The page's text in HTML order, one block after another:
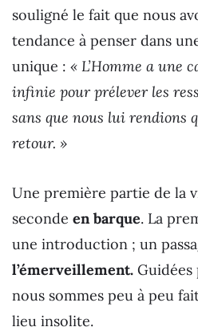
souligné le fait que nous
tendance à penser dans
unique : « L’Homme a une
infinie pour prélever les
sans que nous lui rendions
retour. »
Une première partie de la
seconde en barque. La
une introduction ; un
l’émerveillement. Guidées
nous sommes peu à peu
lieu insolite.